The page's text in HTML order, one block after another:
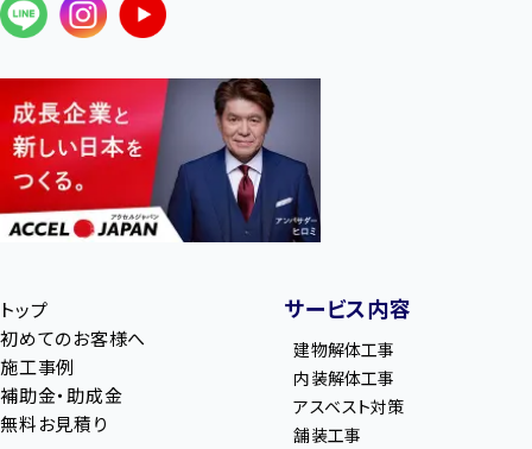
トップ
初めてのお客様へ
施工事例
補助金・助成金
無料お見積り
サービス内容
建物解体工事
内装解体工事
アスベスト対策
舗装工事